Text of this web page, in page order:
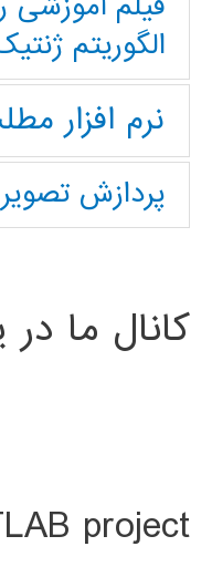
الگوریتم
نرم افزار
پردازش تصویر
کانال ما
project